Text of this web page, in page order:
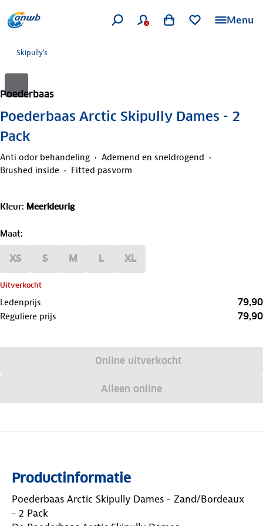
Menu
Skipully's
Poederbaas
Poederbaas Arctic Skipully Dames - 2
Pack
Anti odor behandeling
Ademend en sneldrogend
Brushed inside
Fitted pasvorm
Kleur: Meerkleurig
Maat:
XS S M L XL
Uitverkocht
Ledenprijs 79,90
Reguliere prijs 79,90
Online uitverkocht
Alleen online
Productinformatie
Poederbaas Arctic Skipully Dames - Zand/Bordeaux
- 2 Pack